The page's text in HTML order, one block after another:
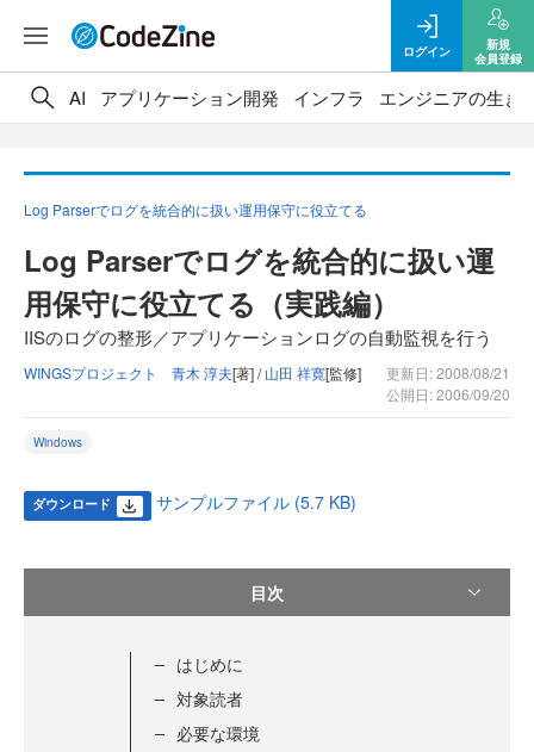
ログイン
新規
会員登録
AI アプリケーション開発 インフラ エンジニアの生き
Log Parserでログを統合的に扱い運用保守に役立てる
Log Parserでログを統合的に扱い運
用保守に役立てる（実践編）
IISのログの整形／アプリケーションログの自動監視を行う
WINGSプロジェクト 青木 淳夫[著] /山田 祥寛[監修]
更新日: 2008/08/21
公開日: 2006/09/20
Windows
ダウンロード サンプルファイル (5.7 KB)
目次
はじめに
対象読者
必要な環境